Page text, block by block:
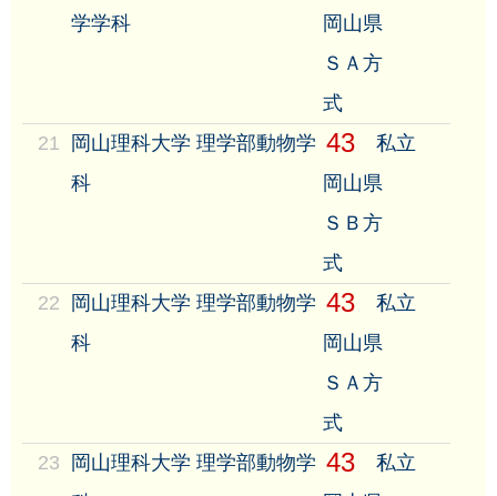
学学科
岡山県
ＳＡ方
式
21
岡山理科大学 理学部動物学
科
43
私立
岡山県
ＳＢ方
式
22
岡山理科大学 理学部動物学
科
43
私立
岡山県
ＳＡ方
式
23
岡山理科大学 理学部動物学 43
私立